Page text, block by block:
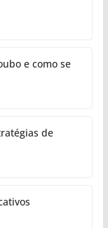
e como se
de